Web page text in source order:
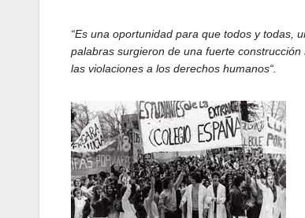
“Es una oportunidad para que todos y todas,
palabras surgieron de una fuerte
las violaciones a los derechos humanos“.